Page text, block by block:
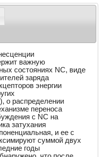
важную
состояниях NC, виде
заряда
энергии
о распределении
переноса
с NC на
затухания
и ее с
суммой двух
годы